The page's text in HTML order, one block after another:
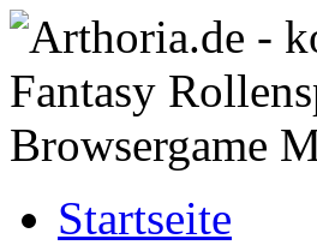
Startseite